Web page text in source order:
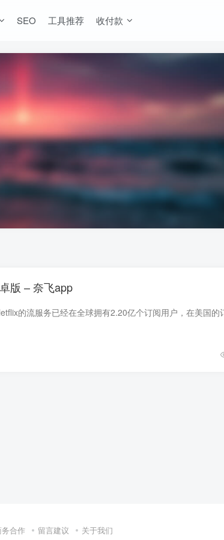
SEO 工具推荐 收付款
版 – 奈飞app
合作 留言建议 关于我们